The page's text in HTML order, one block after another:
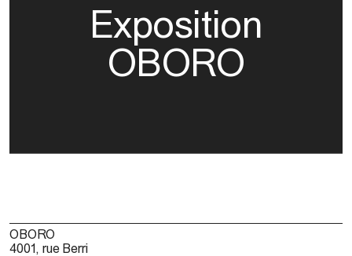
Exposition
OBORO
OBORO
4001, rue Berri